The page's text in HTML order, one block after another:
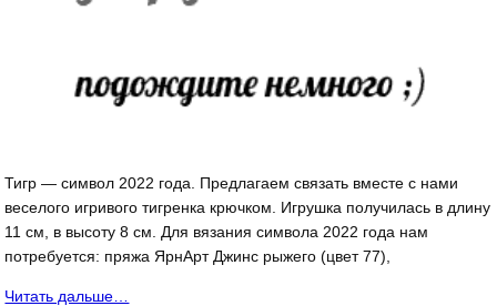
Тигр — символ 2022 года. Предлагаем связать вместе с нами
веселого игривого тигренка крючком. Игрушка получилась в длину
11 см, в высоту 8 см. Для вязания символа 2022 года нам
потребуется: пряжа ЯрнАрт Джинс рыжего (цвет 77),
Читать дальше…